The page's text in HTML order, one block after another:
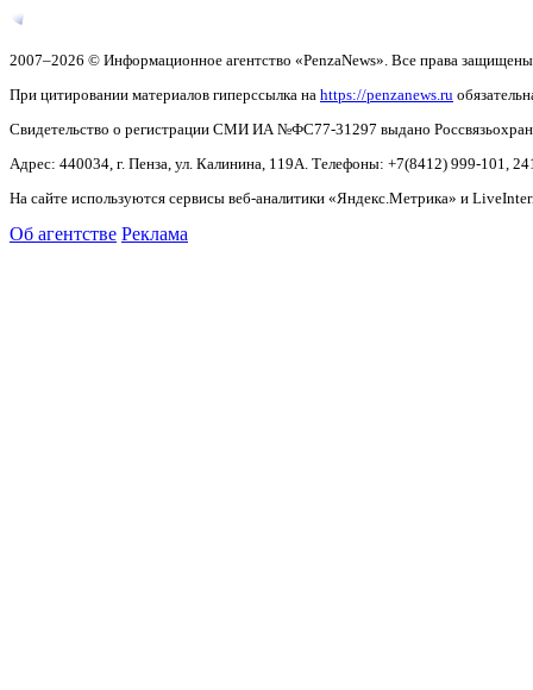
2007–2026 © Информационное агентство «PenzaNews». Все права
При цитировании материалов гиперссылка на https://penzanews.ru
Свидетельство о регистрации СМИ ИА №ФС77-31297 выдано
Адрес: 440034, г. Пенза, ул. Калинина, 119А. Телефоны: +7(8412) 999-101,
На сайте используются сервисы веб-аналитики «Яндекс.Метрика» и
Об агентстве Реклама